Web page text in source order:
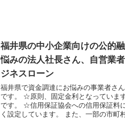
福井県の中小企業向けの公的
悩みの法人社長さん、自営業
ジネスローン
福井県で資金調達にお悩みの事業者さ
です。 ☆原則、固定金利となっていま
です。 ☆信用保証協会への信用保証料
く設定しています。 また、一部の市町